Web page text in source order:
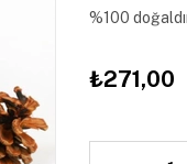
%100
₺271,00